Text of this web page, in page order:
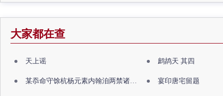
大家都在查
天上谣 鹧鸪天 其四
某忝命守馀杭杨元素内翰洎两禁诸公出祖佛寺 宴印唐宅留题